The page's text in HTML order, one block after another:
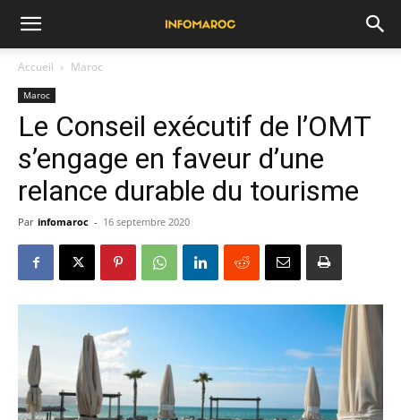
Accueil Maroc
Maroc
Le Conseil exécutif de l’OMT
s’engage en faveur d’une
relance durable du tourisme
Par infomaroc - 16 septembre 2020